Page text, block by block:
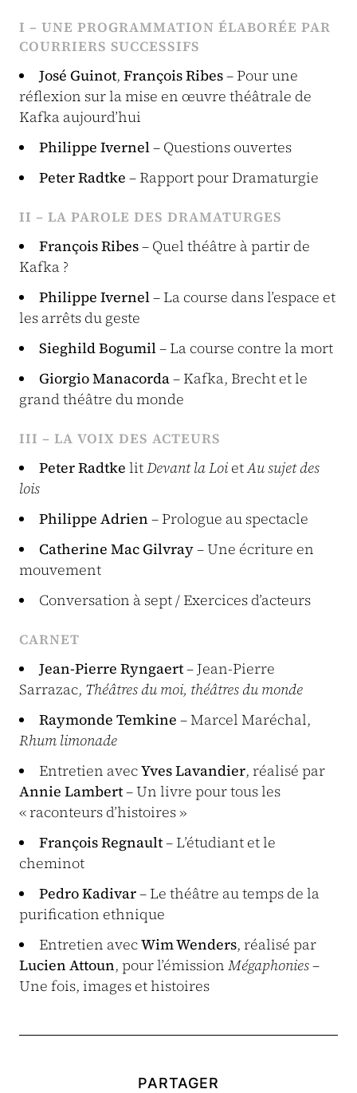
I – UNE PROGRAMMATION ÉLABORÉE PAR
COURRIERS SUCCESSIFS
José Guinot, François Ribes– Pour une
réflexion sur la mise en œuvre théâtrale de
Kafka aujourd’hui
Philippe Ivernel– Questions ouvertes
Peter Radtke – Rapport pour Dramaturgie
II – LA PAROLE DES DRAMATURGES
François Ribes– Quel théâtre à partir de
Kafka ?
Philippe Ivernel– La course dans l’espace et
les arrêts du geste
Sieghild Bogumil– La course contre la mort
Giorgio Manacorda– Kafka, Brecht et le
grand théâtre du monde
III – LA VOIX DES ACTEURS
Peter Radtke litDevant la Loi etAu sujet des
lois
Philippe Adrien – Prologue au spectacle
Catherine Mac Gilvray– Une écriture en
mouvement
Conversation à sept / Exercices d’acteurs
CARNET
Jean-Pierre Ryngaert– Jean-Pierre
Sarrazac, Théâtres du moi, théâtres du monde
Raymonde Temkine – Marcel Maréchal,
Rhum limonade
Entretien avecYves Lavandier, réalisé par
Annie Lambert– Un livre pour tous les
« raconteurs d’histoires »
François Regnault– L’étudiant et le
cheminot
Pedro Kadivar– Le théâtre au temps de la
purification ethnique
Entretien avecWim Wenders, réalisé par
Lucien Attoun, pour l’émission Mégaphonies–
Une fois, images et histoires
PARTAGER